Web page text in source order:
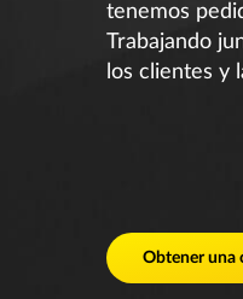
tenemos
Trabajando
los clientes y
Obtener una